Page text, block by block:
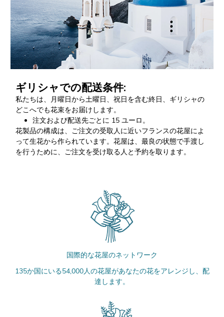
ギリシャでの配送条件:
私たちは、月曜日から土曜日、祝日を含む終日、ギリシャの
どこへでも花束をお届けします。
注文および配送先ごとに 15 ユーロ。
花製品の構成は、ご注文の受取人に近いフランスの花屋によ
って生花から作られています。花屋は、最良の状態で手渡し
を行うために、ご注文を受け取る人と予約を取ります。
国際的な花屋のネットワーク
135か国にいる54,000人の花屋があなたの花をアレンジし、配
達します。